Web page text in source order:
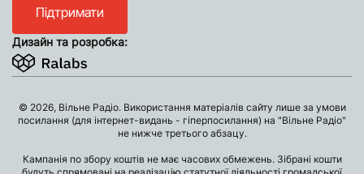
Підтримати
Дизайн та розробка:
© 2026, Вільне Радіо. Використання матеріалів сайту лише за умови
посилання (для інтернет-видань - гіперпосилання) на "Вільне Радіо"
не нижче третього абзацу.
Кампанія по збору коштів не має часових обмежень. Зібрані кошти